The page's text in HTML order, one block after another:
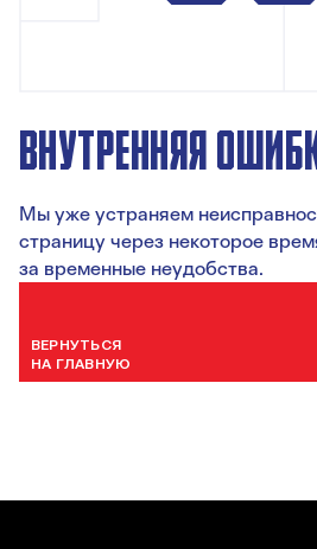
ВНУТРЕННЯЯ
Мы уже устраняем
страницу через некоторое
за временные неудобства.
ВЕРНУТЬСЯ
НА ГЛАВНУЮ